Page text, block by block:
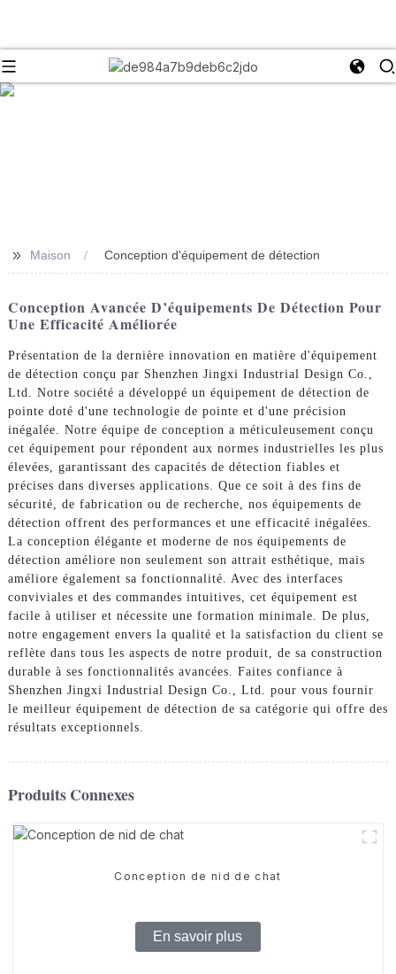
>> Maison Conception d'équipement de détection
Conception Avancée D’équipements De Détection Pour
Une Efficacité Améliorée
Présentation de la dernière innovation en matière d'équipement
de détection conçu par Shenzhen Jingxi Industrial Design Co.,
Ltd. Notre société a développé un équipement de détection de
pointe doté d'une technologie de pointe et d'une précision
inégalée. Notre équipe de conception a méticuleusement conçu
cet équipement pour répondent aux normes industrielles les plus
élevées, garantissant des capacités de détection fiables et
précises dans diverses applications. Que ce soit à des fins de
sécurité, de fabrication ou de recherche, nos équipements de
détection offrent des performances et une efficacité inégalées.
La conception élégante et moderne de nos équipements de
détection améliore non seulement son attrait esthétique, mais
améliore également sa fonctionnalité. Avec des interfaces
conviviales et des commandes intuitives, cet équipement est
facile à utiliser et nécessite une formation minimale. De plus,
notre engagement envers la qualité et la satisfaction du client se
reflète dans tous les aspects de notre produit, de sa construction
durable à ses fonctionnalités avancées. Faites confiance à
Shenzhen Jingxi Industrial Design Co., Ltd. pour vous fournir
le meilleur équipement de détection de sa catégorie qui offre des
résultats exceptionnels.
Produits Connexes
Conception de nid de chat
En savoir plus